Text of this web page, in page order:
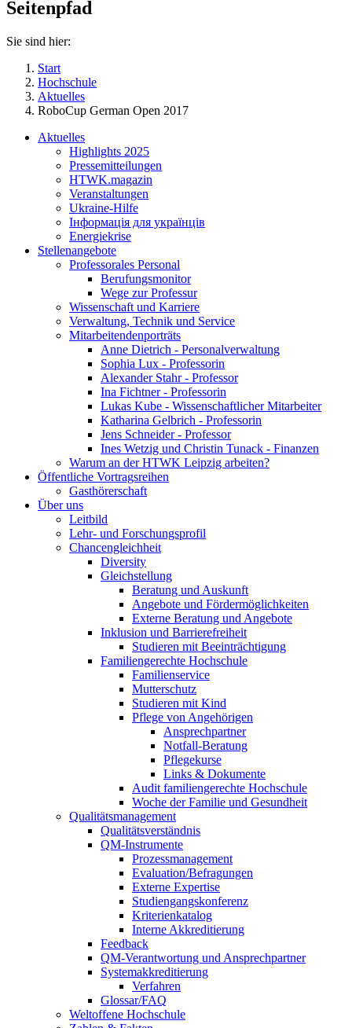
Seitenpfad
Sie sind hier:
Start
Hochschule
Aktuelles
RoboCup German Open 2017
Aktuelles
Highlights 2025
Pressemitteilungen
HTWK.magazin
Veranstaltungen
Ukraine-Hilfe
Інформація для українців
Energiekrise
Stellenangebote
Professorales Personal
Berufungsmonitor
Wege zur Professur
Wissenschaft und Karriere
Verwaltung, Technik und Service
Mitarbeitendenporträts
Anne Dietrich - Personalverwaltung
Sophia Lux - Professorin
Alexander Stahr - Professor
Ina Fichtner - Professorin
Lukas Kube - Wissenschaftlicher Mitarbeiter
Katharina Gelbrich - Professorin
Jens Schneider - Professor
Ines Wetzig und Christin Tunack - Finanzen
Warum an der HTWK Leipzig arbeiten?
Öffentliche Vortragsreihen
Gasthörerschaft
Über uns
Leitbild
Lehr- und Forschungsprofil
Chancengleichheit
Diversity
Gleichstellung
Beratung und Auskunft
Angebote und Fördermöglichkeiten
Externe Beratung und Angebote
Inklusion und Barrierefreiheit
Studieren mit Beeinträchtigung
Familiengerechte Hochschule
Familienservice
Mutterschutz
Studieren mit Kind
Pflege von Angehörigen
Ansprechpartner
Notfall-Beratung
Pflegekurse
Links & Dokumente
Audit familiengerechte Hochschule
Woche der Familie und Gesundheit
Qualitätsmanagement
Qualitätsverständnis
QM-Instrumente
Prozessmanagement
Evaluation/Befragungen
Externe Expertise
Studiengangskonferenz
Kriterienkatalog
Interne Akkreditierung
Feedback
QM-Verantwortung und Ansprechpartner
Systemakkreditierung
Verfahren
Glossar/FAQ
Weltoffene Hochschule